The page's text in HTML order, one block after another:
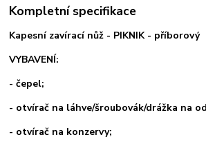
Kompletní specifikace
Kapesní zavírací nůž - PIKNIK - příborový
VYBAVENÍ:
- čepel;
- otvírač na láhve/šroubovák/drážka na
- otvírač na konzervy;